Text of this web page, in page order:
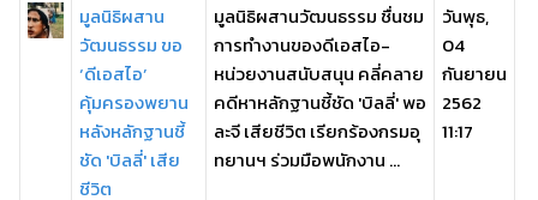
มูลนิธิผสาน
วัฒนธรรม ขอ
‘ดีเอสไอ’
คุ้มครองพยาน
หลังหลักฐานชี้
ชัด 'บิลลี่' เสีย
ชีวิต
มูลนิธิผสานวัฒนธรรม ชื่นชม
การทำงานของดีเอสไอ-
หน่วยงานสนับสนุน คลี่คลาย
คดีหาหลักฐานชี้ชัด 'บิลลี่' พอ
ละจี เสียชีวิต เรียกร้องกรมอุ
ทยานฯ ร่วมมือพนักงาน ...
วันพุธ,
04
กันยายน
2562
11:17